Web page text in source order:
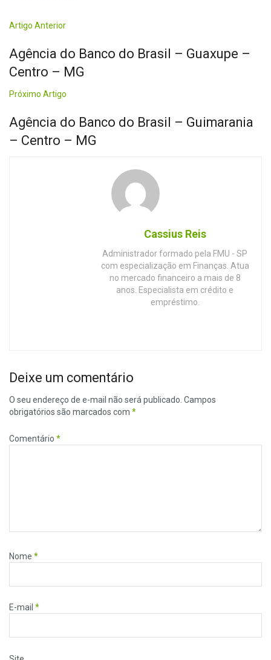
Artigo Anterior
Agência do Banco do Brasil – Guaxupe –
Centro – MG
Próximo Artigo
Agência do Banco do Brasil – Guimarania
– Centro – MG
Cassius Reis
Administrador formado pela FMU - SP
com especialização em Finanças. Atua
no mercado financeiro a mais de 8
anos. Especialista em crédito e
empréstimo.
Deixe um comentário
O seu endereço de e-mail não será publicado. Campos
obrigatórios são marcados com *
Comentário *
Nome *
E-mail *